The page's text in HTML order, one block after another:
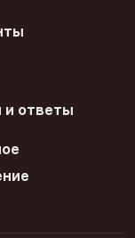
и ответы